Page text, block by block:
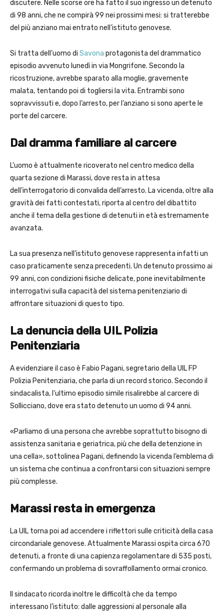
discutere. Nelle scorse ore ha fatto il suo ingresso un detenuto
di 98 anni, che ne compirà 99 nei prossimi mesi: si tratterebbe
del più anziano mai entrato nell’istituto genovese.
Si tratta dell’uomo di Savona protagonista del drammatico
episodio avvenuto lunedì in via Mongrifone. Secondo la
ricostruzione, avrebbe sparato alla moglie, gravemente
malata, tentando poi di togliersi la vita. Entrambi sono
sopravvissuti e, dopo l’arresto, per l’anziano si sono aperte le
porte del carcere.
Dal dramma familiare al carcere
L’uomo è attualmente ricoverato nel centro medico della
quarta sezione di Marassi, dove resta in attesa
dell’interrogatorio di convalida dell’arresto. La vicenda, oltre alla
gravità dei fatti contestati, riporta al centro del dibattito
anche il tema della gestione di detenuti in età estremamente
avanzata.
La sua presenza nell’istituto genovese rappresenta infatti un
caso praticamente senza precedenti. Un detenuto prossimo ai
99 anni, con condizioni fisiche delicate, pone inevitabilmente
interrogativi sulla capacità del sistema penitenziario di
affrontare situazioni di questo tipo.
La denuncia della UIL Polizia
Penitenziaria
A evidenziare il caso è Fabio Pagani, segretario della UIL FP
Polizia Penitenziaria, che parla di un record storico. Secondo il
sindacalista, l’ultimo episodio simile risalirebbe al carcere di
Sollicciano, dove era stato detenuto un uomo di 94 anni.
«Parliamo di una persona che avrebbe soprattutto bisogno di
assistenza sanitaria e geriatrica, più che della detenzione in
una cella», sottolinea Pagani, definendo la vicenda l’emblema di
un sistema che continua a confrontarsi con situazioni sempre
più complesse.
Marassi resta in emergenza
La UIL torna poi ad accendere i riflettori sulle criticità della casa
circondariale genovese. Attualmente Marassi ospita circa 670
detenuti, a fronte di una capienza regolamentare di 535 posti,
confermando un problema di sovraffollamento ormai cronico.
Il sindacato ricorda inoltre le difficoltà che da tempo
interessano l’istituto: dalle aggressioni al personale alla